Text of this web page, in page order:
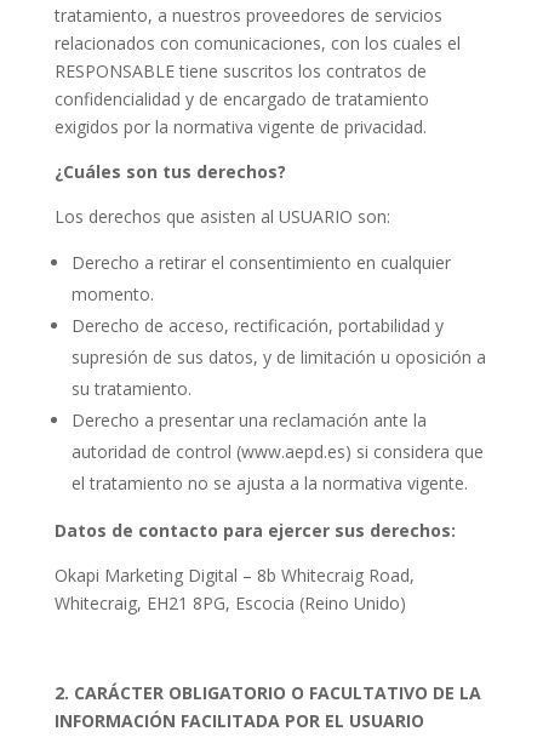
tratamiento, a nuestros proveedores de servicios
relacionados con comunicaciones, con los cuales el
RESPONSABLE tiene suscritos los contratos de
confidencialidad y de encargado de tratamiento
exigidos por la normativa vigente de privacidad.
¿Cuáles son tus derechos?
Los derechos que asisten al USUARIO son:
Derecho a retirar el consentimiento en cualquier
momento.
Derecho de acceso, rectificación, portabilidad y
supresión de sus datos, y de limitación u oposición a
su tratamiento.
Derecho a presentar una reclamación ante la
autoridad de control (www.aepd.es) si considera que
el tratamiento no se ajusta a la normativa vigente.
Datos de contacto para ejercer sus derechos:
Okapi Marketing Digital – 8b Whitecraig Road,
Whitecraig, EH21 8PG, Escocia (Reino Unido)
2. CARÁCTER OBLIGATORIO O FACULTATIVO DE LA
INFORMACIÓN FACILITADA POR EL USUARIO